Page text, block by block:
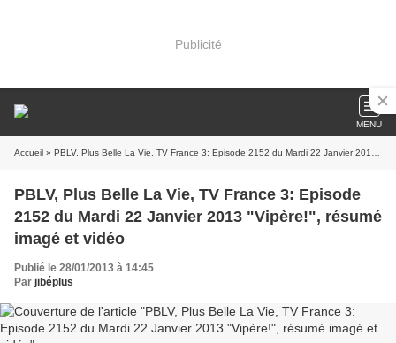
Publicité
MENU
Accueil » PBLV, Plus Belle La Vie, TV France 3: Episode 2152 du Mardi 22 Janvier 2013 "Vipère!", résumé imagé et vidéo
PBLV, Plus Belle La Vie, TV France 3: Episode
2152 du Mardi 22 Janvier 2013 "Vipère!", résumé
imagé et vidéo
Publié le 28/01/2013 à 14:45
Par jibéplus